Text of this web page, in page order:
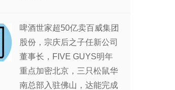
啤酒世家超50亿卖百威集团
股份，宗庆后之子任新公司
董事长，FIVE GUYS明年
重点加密北京，三只松鼠华
南总部入驻佛山，达能完成